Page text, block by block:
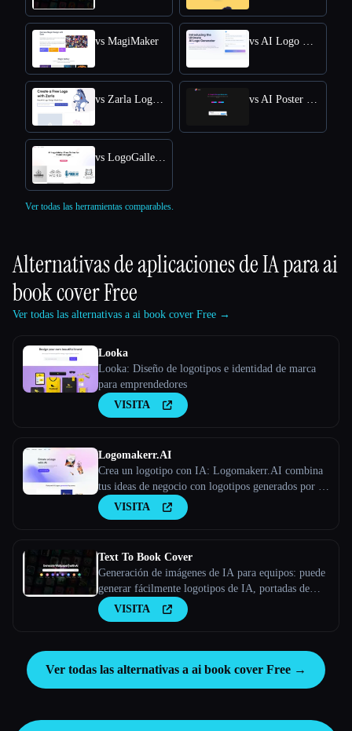
vs MagiMaker vs AI Logo Generator
vs Zarla Logo Maker vs AI Poster Maker
vs LogoGalleria : AI Logo Maker with Precision Free Online
Ver todas las herramientas comparables.
Alternativas de aplicaciones de IA paraai
book cover Free
Ver todas las alternativas a ai book cover Free →
Looka
Looka: Diseño de logotipos e identidad de marca
para emprendedores
VISITA
Logomakerr.AI
Crea un logotipo con IA: Logomakerr.AI combina
tus ideas de negocio con logotipos generados por la
IA con solo unos pocos clics.
VISITA
Text To Book Cover
Generación de imágenes de IA para equipos: puede
generar fácilmente logotipos de IA, portadas de
libros de IA, carteles de IA y más - Stockimg AI
VISITA
Ver todas las alternativas a ai book cover Free →